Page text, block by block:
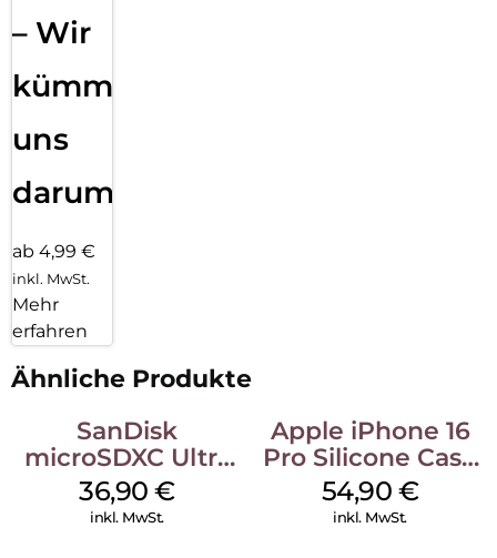
– Wir
kümmern
uns
darum!
ab 4,99 €
inkl. MwSt.
Mehr
erfahren
Ähnliche Produkte
SanDisk
microSDXC Ultra
128 GB + Adapter
Mobile
36,90€
inkl. MwSt.
Apple iPhone 16
Pro Silicone Case
MagSafe Black
54,90 €
inkl. MwSt.